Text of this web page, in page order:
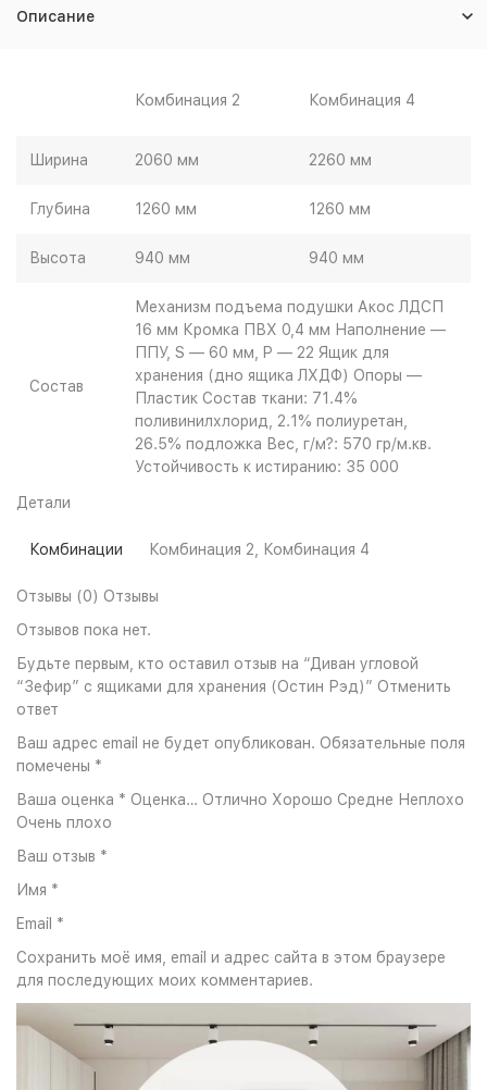
Описание
Комбинация 2 Комбинация 4
Ширина 2060 мм 2260 мм
Глубина 1260 мм 1260 мм
Высота 940 мм 940 мм
Состав
Механизм подъема подушки Акос ЛДСП
16 мм Кромка ПВХ 0,4 мм Наполнение —
ППУ, S — 60 мм, P — 22 Ящик для
хранения (дно ящика ЛХДФ) Опоры —
Пластик Состав ткани: 71.4%
поливинилхлорид, 2.1% полиуретан,
26.5% подложка Вес, г/м?: 570 гр/м.кв.
Устойчивость к истиранию: 35 000
Детали
Комбинации Комбинация 2, Комбинация 4
Отзывы (0) Отзывы
Отзывов пока нет.
Будьте первым, кто оставил отзыв на “Диван угловой
“Зефир” с ящиками для хранения (Остин Рэд)” Отменить
ответ
Ваш адрес email не будет опубликован. Обязательные поля
помечены *
Ваша оценка * Оценка… Отлично Хорошо Средне Неплохо
Очень плохо
Ваш отзыв *
Имя *
Email *
Сохранить моё имя, email и адрес сайта в этом браузере
для последующих моих комментариев.